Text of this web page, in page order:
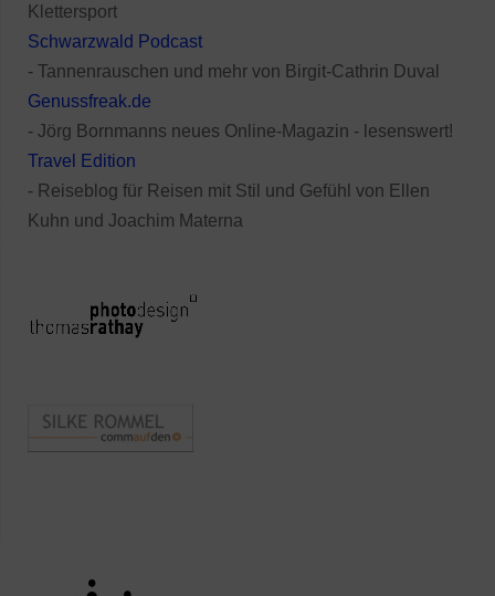
Klettersport
Schwarzwald Podcast
- Tannenrauschen und mehr von Birgit-Cathrin Duval
Genussfreak.de
- Jörg Bornmanns neues Online-Magazin - lesenswert!
Travel Edition
- Reiseblog für Reisen mit Stil und Gefühl von Ellen
Kuhn und Joachim Materna